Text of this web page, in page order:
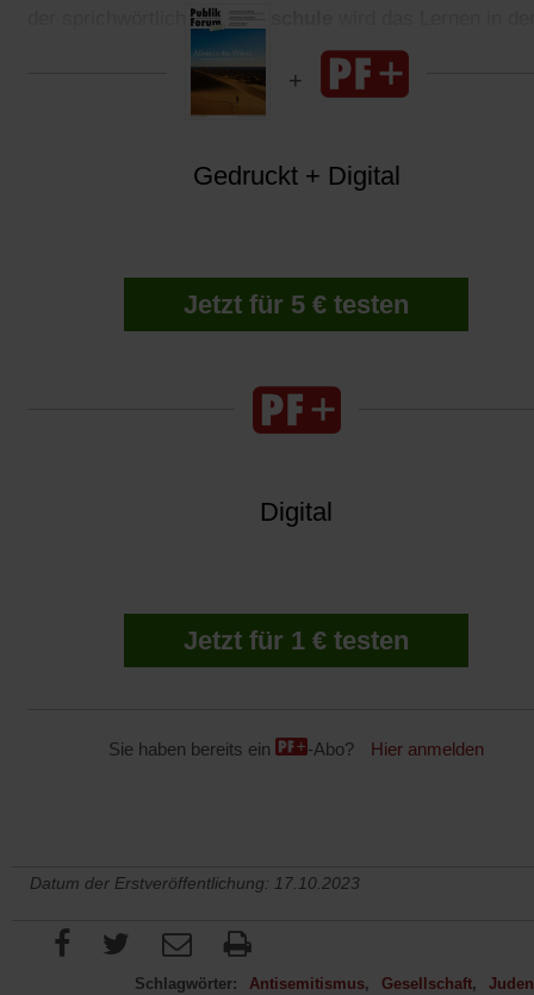
der sprichwörtlichenJudenschule
Synagoge als chaotisch, undiszipliniert abgewertet.
Gedruckt + Digital
Jetzt für 5 € testen
Digital
Jetzt für 1 € testen
Sie haben bereits ein -Abo? Hier anmelden
Datum der Erstveröffentlichung: 17.10.2023
Schlagwörter: Antisemitismus Gesellschaft